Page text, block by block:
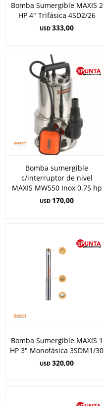
Bomba Sumergible MAXIS 2
HP 4" Trifásica 4SD2/26
USD 333,00
Bomba sumergible
c/interruptor de nivel
MAXIS MW550 Inox 0.75 hp
USD 170,00
Bomba Sumergible MAXIS 1
HP 3" Monofásica 3SDM1/30
USD 320,00